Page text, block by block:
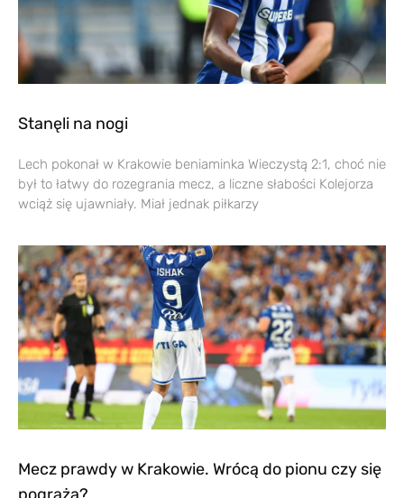
Stanęli na nogi
Lech pokonał w Krakowie beniaminka Wieczystą 2:1, choć nie
był to łatwy do rozegrania mecz, a liczne słabości Kolejorza
wciąż się ujawniały. Miał jednak piłkarzy
Mecz prawdy w Krakowie. Wrócą do pionu czy się